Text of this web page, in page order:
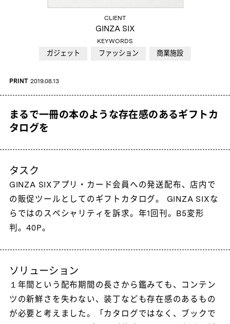
CLIENT
GINZA SIX
KEYWORDS
ガジェット ファッション 商業施設
PRINT 2019.08.13
まるで一冊の本のような存在感のあるギフトカ
タログを
タスク
GINZA SIXアプリ・カード会員への発送配布、店内で
の販促ツールとしてのギフトカタログ。 GINZA SIXな
らではのスペシャリティを訴求。年1回刊。B5変形
判。40P。
ソリューション
１年間という配布期間の長さから鑑みても、コンテン
ツの新鮮さを失わない、装丁なども存在感のあるもの
が必要と考えました。「カタログではなく、ブックで